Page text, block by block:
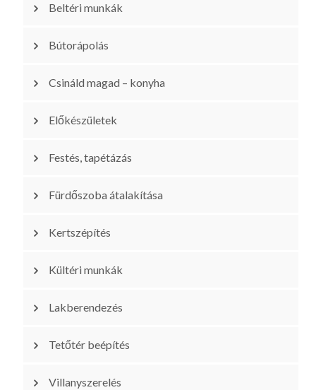
Beltéri munkák
Bútorápolás
Csináld magad – konyha
Előkészületek
Festés, tapétázás
Fürdőszoba átalakítása
Kertszépítés
Kültéri munkák
Lakberendezés
Tetőtér beépítés
Villanyszerelés